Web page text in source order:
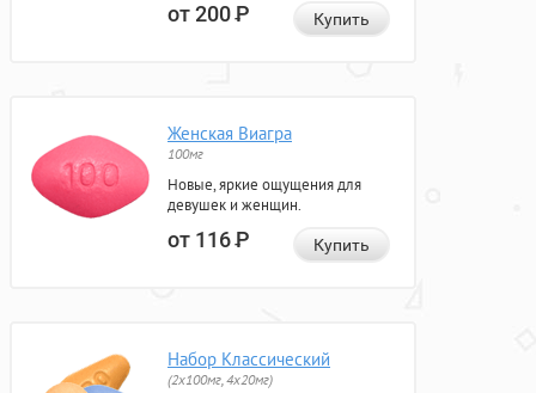
от 200Р Купить
Женская Виагра
100мг
Новые, яркие ощущения для
девушек и женщин.
от 116Р Купить
Набор Классический
(2x100мг, 4x20мг)